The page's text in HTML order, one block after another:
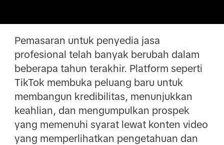
Pemasaran untuk penyedia jasa
profesional telah banyak berubah dalam
beberapa tahun terakhir. Platform seperti
TikTok membuka peluang baru untuk
membangun kredibilitas, menunjukkan
keahlian, dan mengumpulkan prospek
yang memenuhi syarat lewat konten video
yang memperlihatkan pengetahuan dan